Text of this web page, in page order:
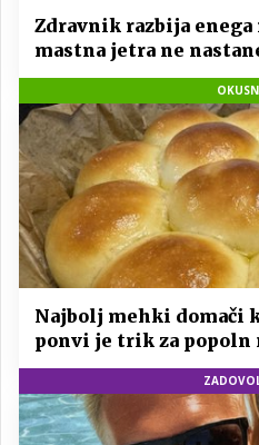
Zdravnik razbija
mastna jetra ne
temveč zaradi živila,
Najbolj mehki domači
ponvi je trik za popoln